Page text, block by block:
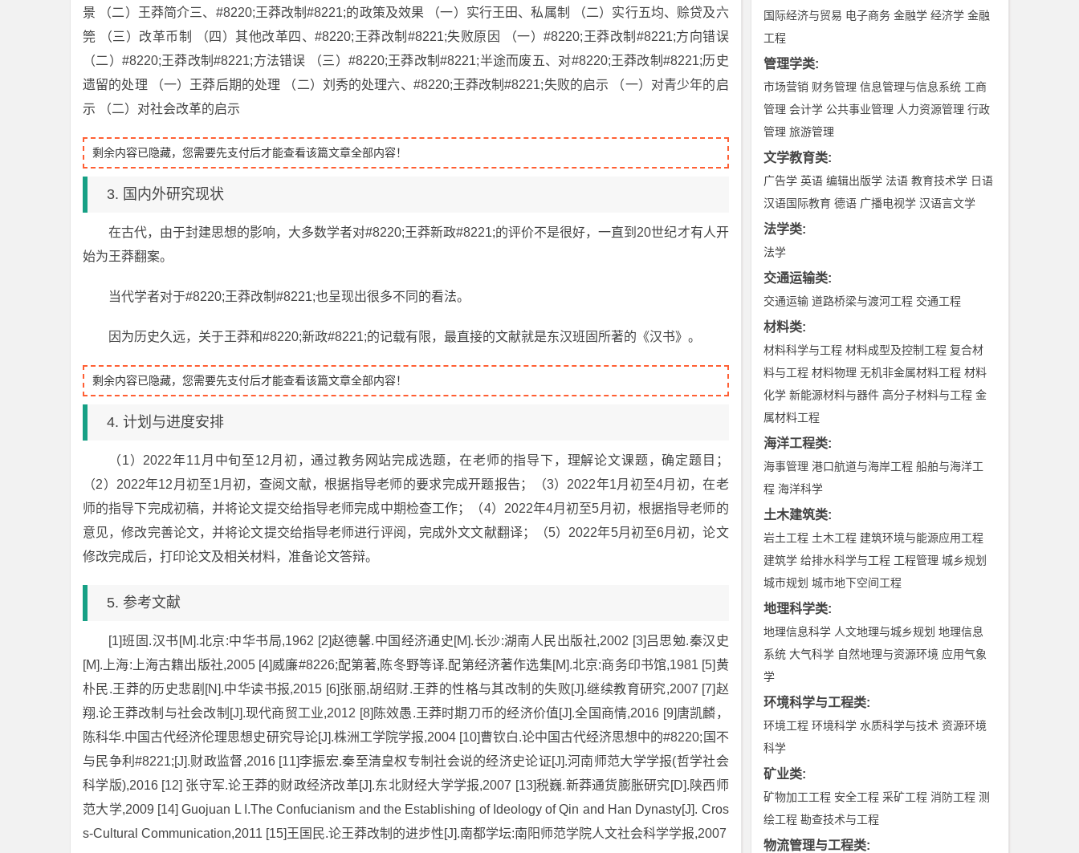
景 （二）王莽简介三、#8220;王莽改制#8221;的政策及效果 （一）实行王田、私属制 （二）实行五均、赊贷及六
筦 （三）改革币制 （四）其他改革四、#8220;王莽改制#8221;失败原因 （一）#8220;王莽改制#8221;方向错误
（二）#8220;王莽改制#8221;方法错误 （三）#8220;王莽改制#8221;半途而废五、对#8220;王莽改制#8221;历史
遗留的处理 （一）王莽后期的处理 （二）刘秀的处理六、#8220;王莽改制#8221;失败的启示 （一）对青少年的启
示 （二）对社会改革的启示
剩余内容已隐藏，您需要先支付后才能查看该篇文章全部内容！
3. 国内外研究现状
在古代，由于封建思想的影响，大多数学者对#8220;王莽新政#8221;的评价不是很好，一直到20世纪才有人开
始为王莽翻案。
当代学者对于#8220;王莽改制#8221;也呈现出很多不同的看法。
因为历史久远，关于王莽和#8220;新政#8221;的记载有限，最直接的文献就是东汉班固所著的《汉书》。
剩余内容已隐藏，您需要先支付后才能查看该篇文章全部内容！
4. 计划与进度安排
（1）2022年11月中旬至12月初，通过教务网站完成选题，在老师的指导下，理解论文课题，确定题目；
（2）2022年12月初至1月初，查阅文献，根据指导老师的要求完成开题报告；（3）2022年1月初至4月初，在老
师的指导下完成初稿，并将论文提交给指导老师完成中期检查工作；（4）2022年4月初至5月初，根据指导老师的
意见，修改完善论文，并将论文提交给指导老师进行评阅，完成外文文献翻译；（5）2022年5月初至6月初，论文
修改完成后，打印论文及相关材料，准备论文答辩。
5. 参考文献
[1]班固.汉书[M].北京:中华书局,1962 [2]赵德馨.中国经济通史[M].长沙:湖南人民出版社,2002 [3]吕思勉.秦汉史
[M].上海:上海古籍出版社,2005 [4]威廉#8226;配第著,陈冬野等译.配第经济著作选集[M].北京:商务印书馆,1981 [5]黄
朴民.王莽的历史悲剧[N].中华读书报,2015 [6]张丽,胡绍财.王莽的性格与其改制的失败[J].继续教育研究,2007 [7]赵
翔.论王莽改制与社会改制[J].现代商贸工业,2012 [8]陈效愚.王莽时期刀币的经济价值[J].全国商情,2016 [9]唐凯麟，
陈科华.中国古代经济伦理思想史研究导论[J].株洲工学院学报,2004 [10]曹钦白.论中国古代经济思想中的#8220;国不
与民争利#8221;[J].财政监督,2016 [11]李振宏.秦至清皇权专制社会说的经济史论证[J].河南师范大学学报(哲学社会
科学版),2016 [12] 张守军.论王莽的财政经济改革[J].东北财经大学学报,2007 [13]税巍.新莽通货膨胀研究[D].陕西师
范大学,2009 [14] Guojuan L I.The Confucianism and the Establishing of Ideology of Qin and Han Dynasty[J]. Cros
s-Cultural Communication,2011 [15]王国民.论王莽改制的进步性[J].南都学坛:南阳师范学院人文社会科学学报,2007
国际经济与贸易 电子商务 金融学 经济学 金融
工程
管理学类:
市场营销 财务管理 信息管理与信息系统 工商
管理 会计学 公共事业管理 人力资源管理 行政
管理 旅游管理
文学教育类:
广告学 英语 编辑出版学 法语 教育技术学 日语
汉语国际教育 德语 广播电视学 汉语言文学
法学类:
法学
交通运输类:
交通运输 道路桥梁与渡河工程 交通工程
材料类:
材料科学与工程 材料成型及控制工程 复合材
料与工程 材料物理 无机非金属材料工程 材料
化学 新能源材料与器件 高分子材料与工程 金
属材料工程
海洋工程类:
海事管理 港口航道与海岸工程 船舶与海洋工
程 海洋科学
土木建筑类:
岩土工程 土木工程 建筑环境与能源应用工程
建筑学 给排水科学与工程 工程管理 城乡规划
城市规划 城市地下空间工程
地理科学类:
地理信息科学 人文地理与城乡规划 地理信息
系统 大气科学 自然地理与资源环境 应用气象
学
环境科学与工程类:
环境工程 环境科学 水质科学与技术 资源环境
科学
矿业类:
矿物加工工程 安全工程 采矿工程 消防工程 测
绘工程 勘查技术与工程
物流管理与工程类: